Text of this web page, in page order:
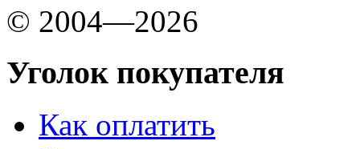
© 2004—2026
Уголок покупателя
Как оплатить